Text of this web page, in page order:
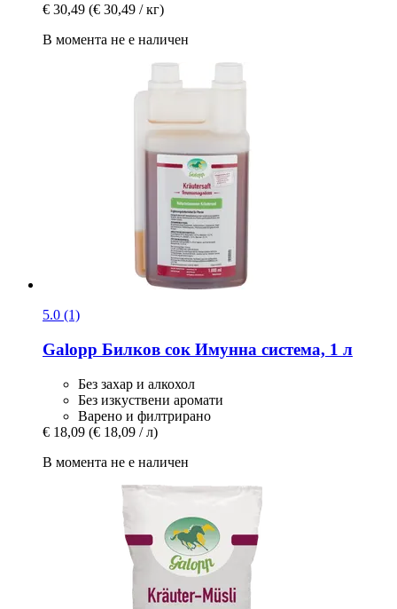
€ 30,49 (€ 30,49 / кг)
В момента не е наличен
5.0 (1)
Galopp Билков сок Имунна система, 1 л
Без захар и алкохол
Без изкуствени аромати
Варено и филтрирано
€ 18,09 (€ 18,09 / л)
В момента не е наличен